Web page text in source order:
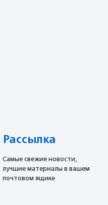
Рассылка
Cамые свежие новости,
лучшие материалы в вашем
почтовом ящике